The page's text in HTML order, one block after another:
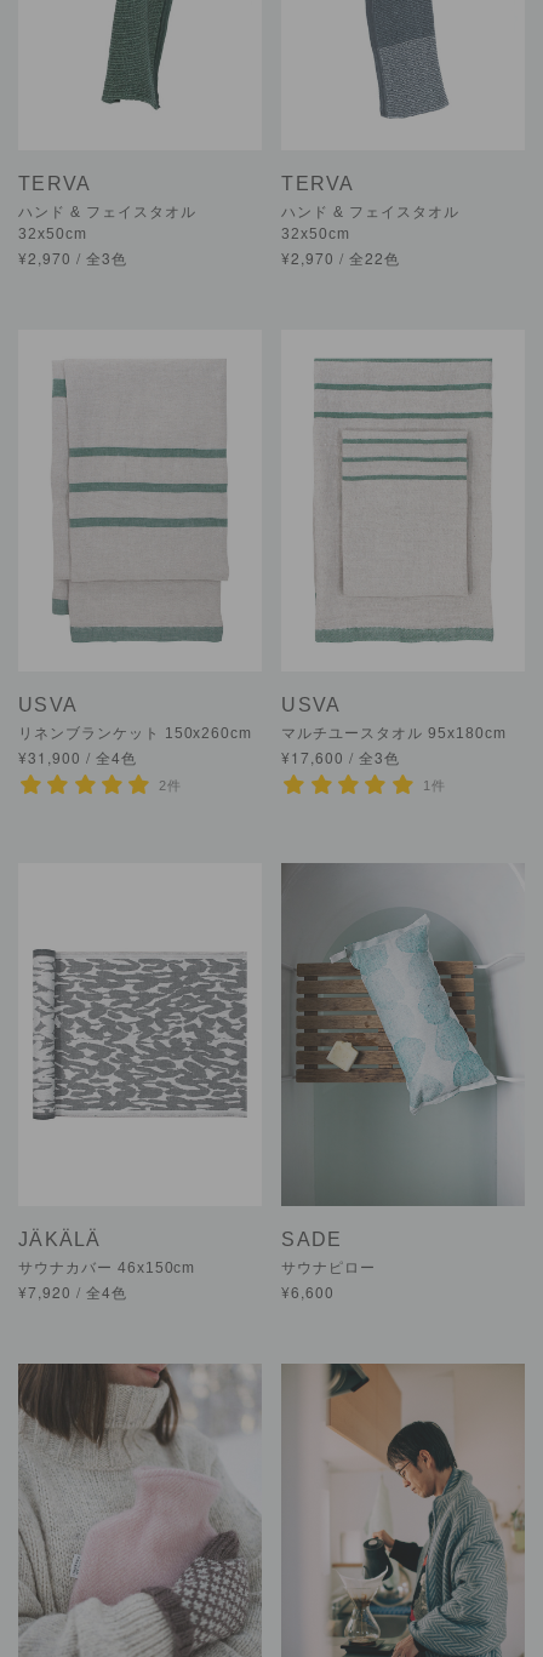
TERVA
ハンド & フェイスタオル
32x50cm
¥2,970 / 全3色
TERVA
ハンド & フェイスタオル
32x50cm
¥2,970 / 全22色
USVA
リネンブランケット 150x260cm
¥31,900 / 全4色
2件
USVA
マルチユースタオル 95x180cm
¥17,600 / 全3色
1件
JÄKÄLÄ
サウナカバー 46x150cm
¥7,920 / 全4色
SADE
サウナピロー
¥6,600